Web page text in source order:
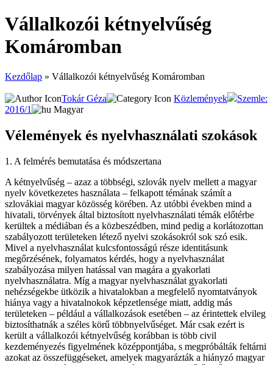
Vállalkozói kétnyelvűség
Komáromban
Kezdőlap » Vállalkozói kétnyelvűség Komáromban
Tokár Géza Közlemények
Szemle:
2016/1
Magyar
Vélemények és nyelvhasználati szokások
1. A felmérés bemutatása és módszertana
A kétnyelvűség – azaz a többségi, szlovák nyelv mellett a magyar
nyelv következetes használata – felkapott témának számít a
szlovákiai magyar közösség körében. Az utóbbi években mind a
hivatali, törvények által biztosított nyelvhasználati témák előtérbe
kerültek a médiában és a közbeszédben, mind pedig a korlátozottan
szabályozott területeken létező nyelvi szokásokról sok szó esik.
Mivel a nyelvhasználat kulcsfontosságú része identitásunk
megőrzésének, folyamatos kérdés, hogy a nyelvhasználat
szabályozása milyen hatással van magára a gyakorlati
nyelvhasználatra. Míg a magyar nyelvhasználat gyakorlati
nehézségekbe ütközik a hivatalokban a megfelelő nyomtatványok
hiánya vagy a hivatalnokok képzetlensége miatt, addig más
területeken – például a vállalkozások esetében – az érintettek elvileg
biztosíthatnák a széles körű többnyelvűséget. Már csak ezért is
került a vállalkozói kétnyelvűség korábban is több civil
kezdeményezés figyelmének középpontjába, s megpróbálták feltárni
azokat az összefüggéseket, amelyek magyarázták a hiányzó magyar